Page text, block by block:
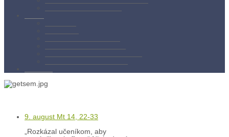
Chronológia života sv. Františka
Testament sv. Františka
Dejiny minoritov vo svete
Dejiny minoritov na Slovensku
Rytierstvo Nepoškvrnenej
Kontakty
9. august Mt 14, 22-33